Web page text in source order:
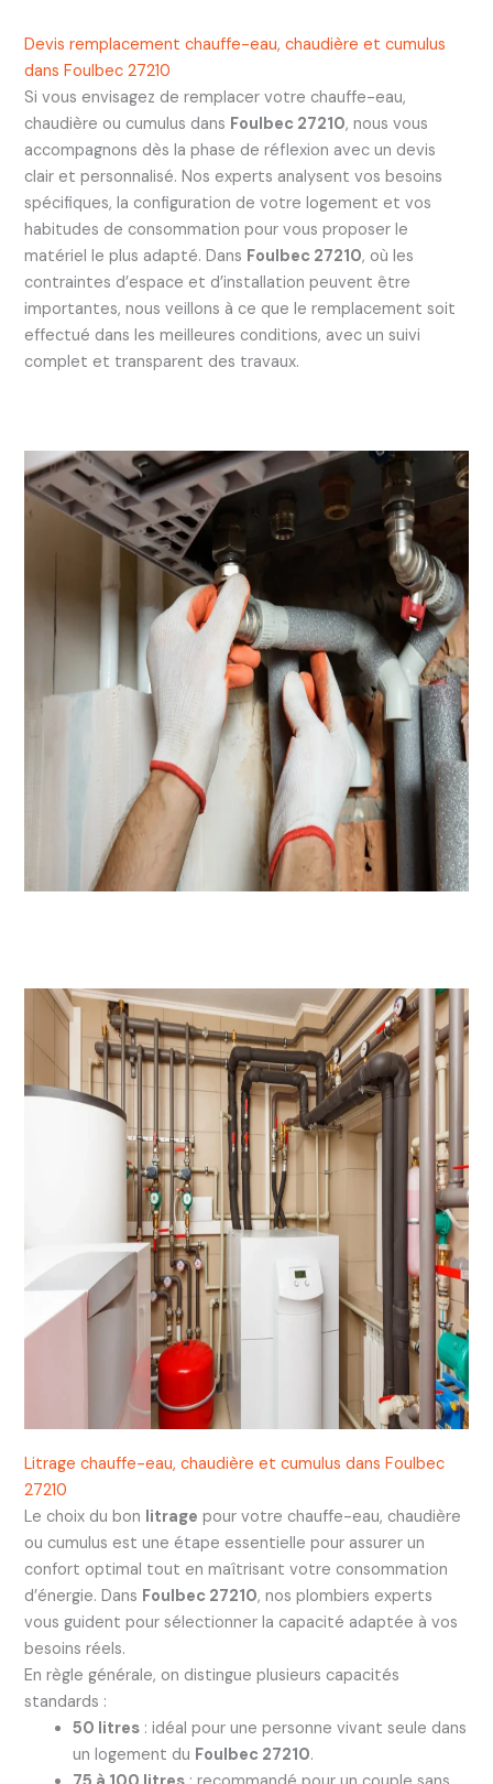
Devis remplacement chauffe-eau, chaudière et cumulus
dans Foulbec 27210
Si vous envisagez de remplacer votre chauffe-eau,
chaudière ou cumulus dans Foulbec 27210, nous vous
accompagnons dès la phase de réflexion avec un devis
clair et personnalisé. Nos experts analysent vos besoins
spécifiques, la configuration de votre logement et vos
habitudes de consommation pour vous proposer le
matériel le plus adapté. Dans Foulbec 27210, où les
contraintes d’espace et d’installation peuvent être
importantes, nous veillons à ce que le remplacement soit
effectué dans les meilleures conditions, avec un suivi
complet et transparent des travaux.
Litrage chauffe-eau, chaudière et cumulus dans Foulbec
27210
Le choix du bon litrage pour votre chauffe-eau, chaudière
ou cumulus est une étape essentielle pour assurer un
confort optimal tout en maîtrisant votre consommation
d’énergie. Dans Foulbec 27210, nos plombiers experts
vous guident pour sélectionner la capacité adaptée à vos
besoins réels.
En règle générale, on distingue plusieurs capacités
standards :
50 litres: idéal pour une personne vivant seule dans
un logement du Foulbec 27210.